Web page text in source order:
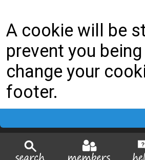
A cookie will be
prevent you
change your
footer.